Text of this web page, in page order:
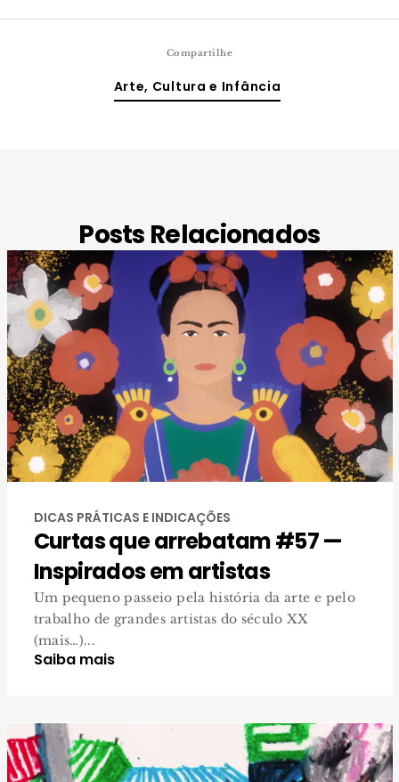
Compartilhe
Arte, Cultura e Infância
Posts Relacionados
DICAS PRÁTICAS E INDICAÇÕES
Curtas que arrebatam #57 —
Inspirados em artistas
Um pequeno passeio pela história da arte e pelo
trabalho de grandes artistas do século XX
(mais…)...
Saiba mais